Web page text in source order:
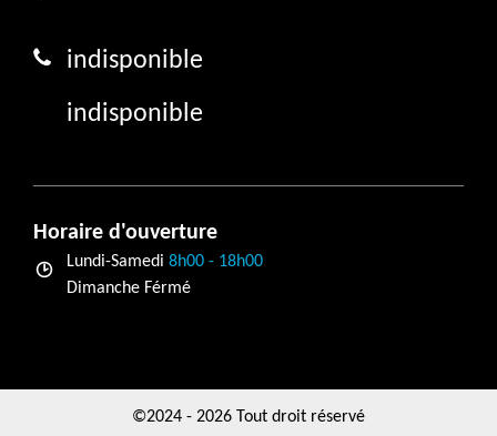
indisponible
indisponible
Horaire d'ouverture
Lundi-Samedi 8h00 - 18h00
Dimanche Férmé
©2024 - 2026 Tout droit réservé